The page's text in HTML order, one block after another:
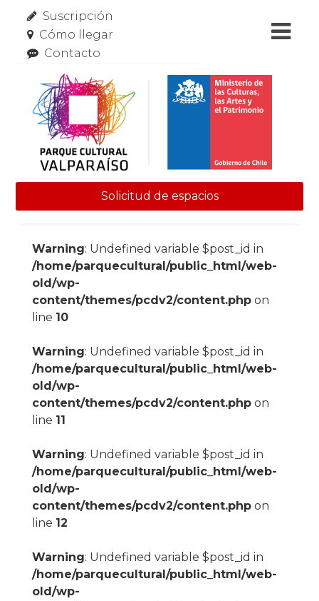
Suscripción
Cómo llegar
Contacto
Solicitud de espacios
Warning: Undefined variable $post_id in
/home/parquecultural/public_html/web-
old/wp-
content/themes/pcdv2/content.phpon
line 10
Warning: Undefined variable $post_id in
/home/parquecultural/public_html/web-
old/wp-
content/themes/pcdv2/content.phpon
line 11
Warning: Undefined variable $post_id in
/home/parquecultural/public_html/web-
old/wp-
content/themes/pcdv2/content.phpon
line 12
Warning: Undefined variable $post_id in
/home/parquecultural/public_html/web-
old/wp-